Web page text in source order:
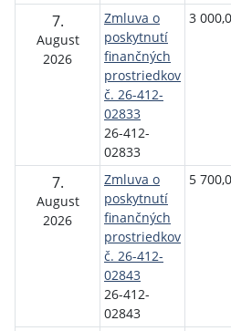
7.
August
2026
Zmluva o
poskytnutí
finančných
prostriedkov
č. 26-412-
02833
26-412-
02833
3
7.
August
2026
Zmluva o
poskytnutí
finančných
prostriedkov
č. 26-412-
02843
26-412-
02843
5